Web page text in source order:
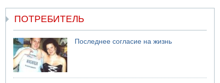
ПОТРЕБИТЕЛЬ
Последнее согласие на жизнь